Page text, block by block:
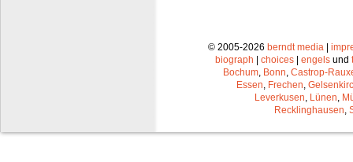
© 2005-2026 berndt media|
biograph
choices engels und
Bochum, Bonn, Castrop-
Essen, Frechen,
Leverkusen, Lünen,
Recklinghausen,